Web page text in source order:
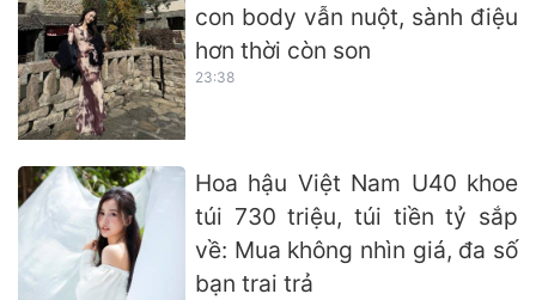
con body vẫn nuột, sành điệu
hơn thời còn son
23:38
Hoa hậu Việt Nam U40 khoe
túi 730 triệu, túi tiền tỷ sắp
về: Mua không nhìn giá, đa số
bạn trai trả